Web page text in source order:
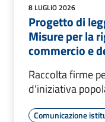
8 LUGLIO 2026
Progetto di
Misure per la
commercio e
Raccolta firme
d'iniziativa
Comunicazione